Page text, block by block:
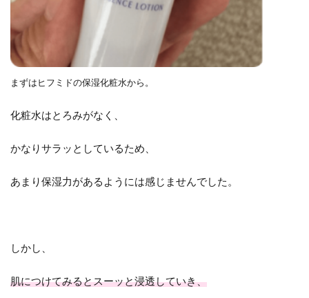
まずはヒフミドの保湿化粧水から。
化粧水はとろみがなく、
かなりサラッとしているため、
あまり保湿力があるようには感じませんでした。
しかし、
肌につけてみるとスーッと浸透していき、